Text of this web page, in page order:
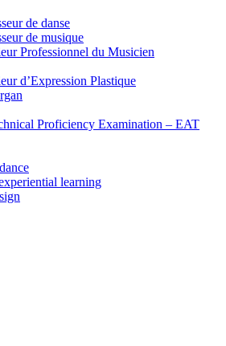
de danse
de musique
Professionnel du Musicien
d’Expression Plastique
Proficiency Examination – EAT
learning